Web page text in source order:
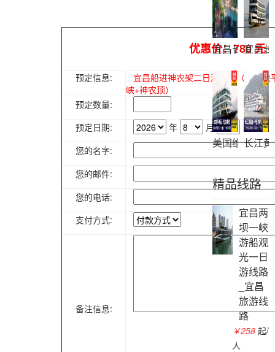
优惠价：780 元
预定信息:
宜昌船进神农架二日游行程（乘高
峡+神农顶）
预定数量:
预定日期:
年 月
日
您的名字:
您的邮件:
您的电话:
支付方式:
备注信息:
宜昌长江三峡
宜昌
美国维多利
长江
精品线路
宜昌两
坝一峡
游船观
光一日
游线路
_宜昌
旅游线
路
￥258 起/
人